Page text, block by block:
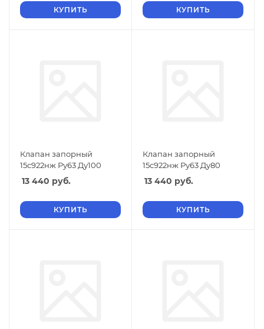
КУПИТЬ КУПИТЬ
Клапан запорный
15с922нж Ру63 Ду100
13 440 руб.
КУПИТЬ
Клапан запорный
15с922нж Ру63 Ду80
13 440 руб.
КУПИТЬ